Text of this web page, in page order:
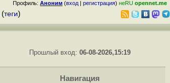
Профиль: Аноним (вход | регистрация) неRU opennet.me
(теги)
Прошлый вход:06-08-2026,15:19
Навигация